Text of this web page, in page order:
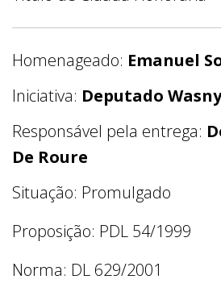
Homenageado: Emanuel
Iniciativa: Deputado
Responsável pela entrega:
De Roure
Situação: Promulgado
Proposição: PDL 54/1999
Norma: DL 629/2001